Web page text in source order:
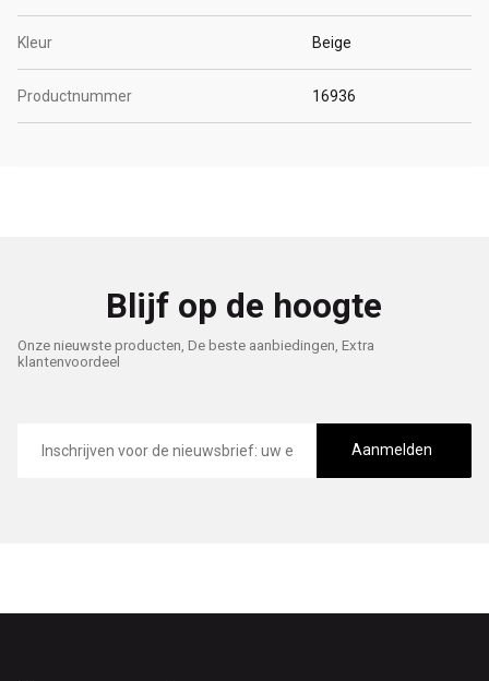
Kleur Beige
Productnummer 16936
Blijf op de hoogte
Onze nieuwste producten, De beste aanbiedingen, Extra
klantenvoordeel
mailadres
Aanmelden